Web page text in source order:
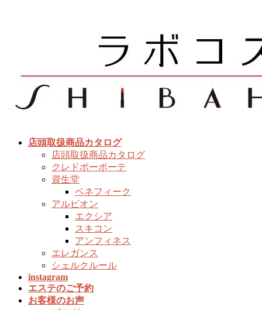
店頭取扱商品カタログ
店頭取扱商品カタログ
クレドポーボーテ
資生堂
ベネフィーク
アルビオン
エクシア
スキコン
アンフィネス
エレガンス
シェルクルール
instagram
エステのご予約
お客様のお声